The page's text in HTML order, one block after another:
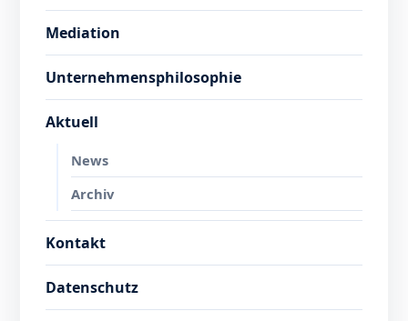
Mediation
Unternehmensphilosophie
Aktuell
News
Archiv
Kontakt
Datenschutz